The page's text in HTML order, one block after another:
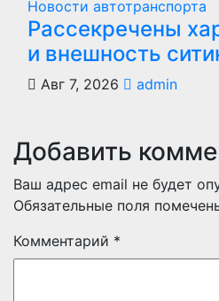
Новости автотранспорта
Рассекречены
и внешность
Авг 7, 2026 admin
Добавить
Ваш адрес email не будет
Обязательные поля
Комментарий *